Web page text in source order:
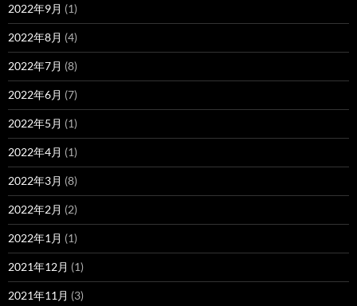
2022年9月 (1)
2022年8月 (4)
2022年7月 (8)
2022年6月 (7)
2022年5月 (1)
2022年4月 (1)
2022年3月 (8)
2022年2月 (2)
2022年1月 (1)
2021年12月 (1)
2021年11月 (3)